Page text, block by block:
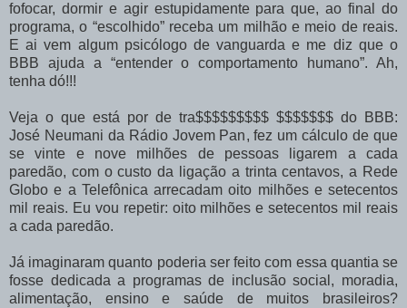
fofocar, dormir e agir estupidamente para que, ao final do
programa, o “escolhido” receba um milhão e meio de reais.
E ai vem algum psicólogo de vanguarda e me diz que o
BBB ajuda a “entender o comportamento humano”. Ah,
tenha dó!!!
Veja o que está por de tra$$$$$$$$$ $$$$$$$ do BBB:
José Neumani da Rádio Jovem Pan, fez um cálculo de que
se vinte e nove milhões de pessoas ligarem a cada
paredão, com o custo da ligação a trinta centavos, a Rede
Globo e a Telefônica arrecadam oito milhões e setecentos
mil reais. Eu vou repetir: oito milhões e setecentos mil reais
a cada paredão.
Já imaginaram quanto poderia ser feito com essa quantia se
fosse dedicada a programas de inclusão social, moradia,
alimentação, ensino e saúde de muitos brasileiros?